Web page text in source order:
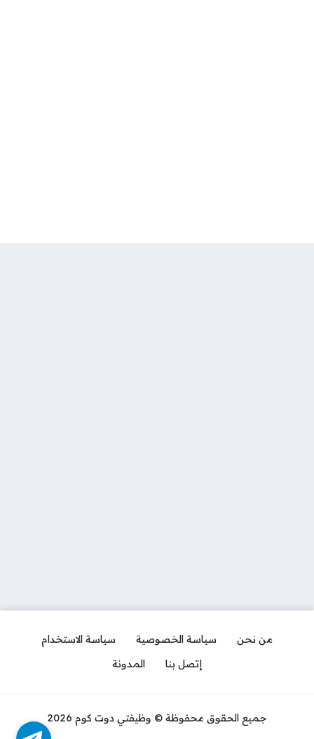
من نحن سياسة الخصوصية
سياسة الاستخدام
إتصل بنا
المدونة
جميع الحقوق محفوظة © وظيفتي دوت كوم 2026